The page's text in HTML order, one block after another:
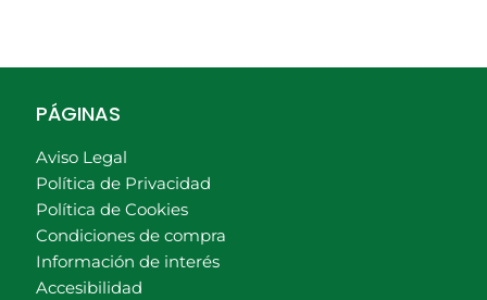
PÁGINAS
Aviso Legal
Política de Privacidad
Política de Cookies
Condiciones de compra
Información de interés
Accesibilidad